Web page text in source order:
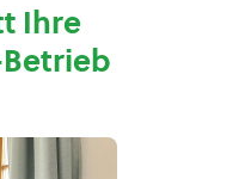
Ihre